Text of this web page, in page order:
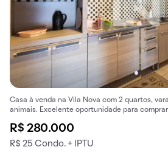
Casa à venda na Vila Nova com 2 quartos,
animais. Excelente oportunidade para
R$ 280.000
R$ 25 Condo. + IPTU